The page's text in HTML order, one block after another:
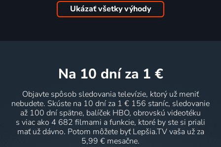
Ukázať všetky výhody
na 10 dní za 1 €
Objavte spôsob sledovania televízie, ktorý už meniť
nebudete. Skúste na 10 dní za 1 € 156 staníc, sledovanie
až 100 dní spätne, balíček HBO, obrovskú videotéku
s viac ako 4 682 filmami a funkcie, ktoré by ste si priali
mať už dávno. Potom môžete byť Lepšia.TV vaša už za
5,99 € mesačne.